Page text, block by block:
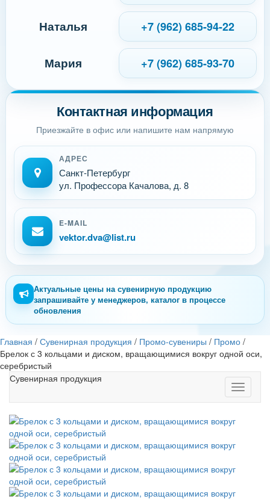
Контактная информация
Приезжайте в офис или напишите нам напрямую
АДРЕС
Санкт-Петербург
ул. Профессора Качалова, д. 8
E-MAIL
vektor.dva@list.ru
Наталья +7 (962) 685-94-22
Мария +7 (962) 685-93-70
Актуальные цены на сувенирную продукцию
запрашивайте у менеджеров, каталог в процессе
обновления
Главная / Сувенирная продукция / Промо-сувениры / Промо /
Брелок с 3 кольцами и диском, вращающимися вокруг одной оси,
серебристый
Toggle
Сувенирная продукция